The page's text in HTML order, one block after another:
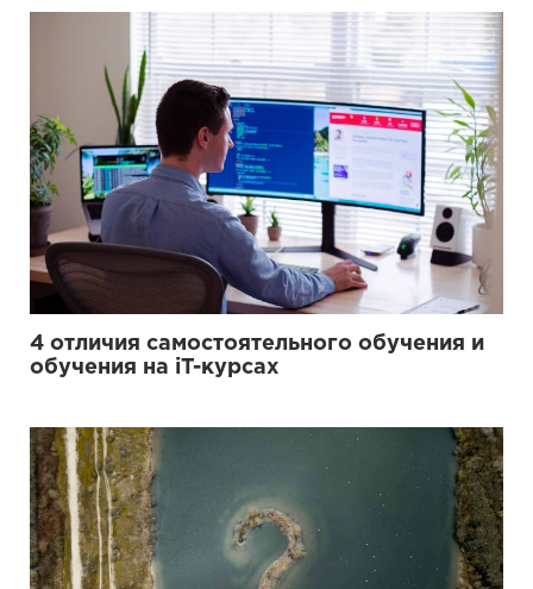
4 отличия самостоятельного обучения и
обучения на iT-курсах